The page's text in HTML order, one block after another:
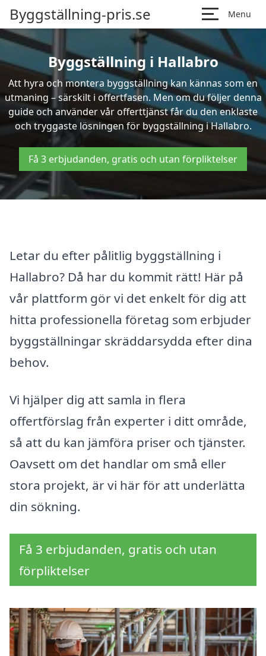
Byggställning-pris.se Menu
Byggställning i Hallabro
Att hyra och montera byggställning kan kännas som en
utmaning – särskilt i offertfasen. Men om du följer denna
guide och använder vår offerttjänst får du den enklaste
och tryggaste lösningen för byggställning i Hallabro.
Få 3 erbjudanden, gratis och utan förpliktelser
Letar du efter pålitlig byggställning i
Hallabro? Då har du kommit rätt! Här på
vår plattform gör vi det enkelt för dig att
hitta professionella företag som erbjuder
byggställningar skräddarsydda efter dina
behov.
Vi hjälper dig att samla in flera
offertförslag från experter i ditt område,
så att du kan jämföra priser och tjänster.
Oavsett om det handlar om små eller
stora projekt, är vi här för att underlätta
din sökning.
Få 3 erbjudanden, gratis och utan
förpliktelser